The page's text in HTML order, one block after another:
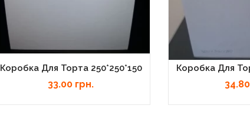
Коробка Для Торта 250*250*150
33.00 грн.
Коробка Для